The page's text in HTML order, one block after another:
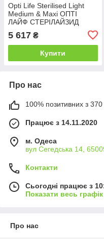
Opti Life Sterilised Light
Medium & Maxi ОПТІ
ЛАЙФ СТЕРІЛАЙЗИД
ВЕЛИКИХ сухий
суперпреміум корм для
собак 12.5 кг
5 617 ₴
Купити
Про нас
100% позитивних з 370
Працює з 14.11.2020
м. Одеса
вул Сегедська 14,
Контакти
Сьогодні працює з
Показати весь
Про нас